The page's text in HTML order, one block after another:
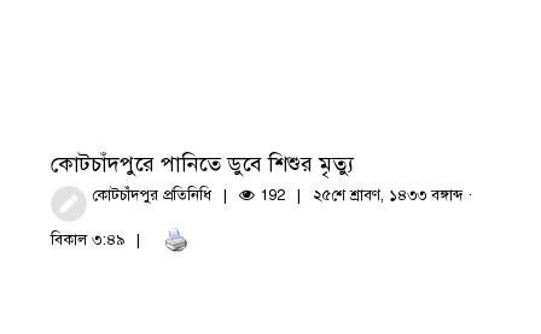
কোটচাঁদপুরে পানিতে ডুবে শিশুর মৃত্যু
কোটচাঁদপুর প্রতিনিধি 192 ২৫শে শ্রাবণ, ১৪৩৩ বঙ্গাব্দ ·
বিকাল ৩:৪৯